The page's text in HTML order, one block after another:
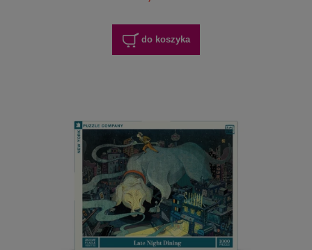
do koszyka